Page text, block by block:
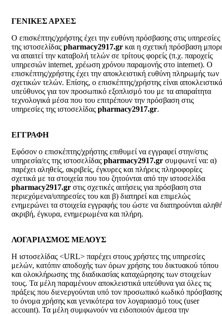
ΓΕΝΙΚΕΣ ΑΡΧΕΣ
Ο επισκέπτης/χρήστης έχει την ευθύνη πρόσβασης στις υπηρεσίες
της ιστοσελίδας pharmacy2917.gr και η σχετική πρόσβαση
να απαιτεί την καταβολή τελών σε τρίτους φορείς (π.χ. παροχείς
υπηρεσιών internet, χρέωση χρόνου παραμονής στο internet). Ο
επισκέπτης/χρήστης έχει την αποκλειστική ευθύνη πληρωμής των
σχετικών τελών. Επίσης, ο επισκέπτης/χρήστης είναι αποκλειστικά
υπεύθυνος για τον προσωπικό εξοπλισμό του με τα απαραίτητα
τεχνολογικά μέσα που του επιτρέπουν την πρόσβαση στις
υπηρεσίες της ιστοσελίδας pharmacy2917.gr.
ΕΓΓΡΑΦΗ
Εφόσον ο επισκέπτης/χρήστης επιθυμεί να εγγραφεί στην/στις
υπηρεσία/ες της ιστοσελίδας pharmacy2917.gr συμφωνεί να: α)
παρέχει αληθείς, ακριβείς, έγκυρες και πλήρεις πληροφορίες
σχετικά με τα στοιχεία που του ζητούνται από την ιστοσελίδα
pharmacy2917.gr στις σχετικές αιτήσεις για πρόσβαση στα
περιεχόμενα/υπηρεσίες του και β) διατηρεί και επιμελώς
ενημερώνει τα στοιχεία εγγραφής του ώστε να διατηρούνται
ακριβή, έγκυρα, ενημερωμένα και πλήρη.
ΛΟΓΑΡΙΑΣΜΟΣ ΜΕΛΟΥΣ
Η ιστοσελίδας <URL> παρέχει στους χρήστες της υπηρεσίες
μελών, κατόπιν αποδοχής των όρων χρήσης του δικτυακού τόπου
και ολοκλήρωσης της διαδικασίας καταχώρησης των στοιχείων
τους. Τα μέλη παραμένουν αποκλειστικά υπεύθυνα για όλες τις
πράξεις που διενεργούνται υπό τον προσωπικό κωδικό
το όνομα χρήσης και γενικότερα τον λογαριασμό τους (user
account). Τα μέλη συμφωνούν να ειδοποιούν άμεσα την